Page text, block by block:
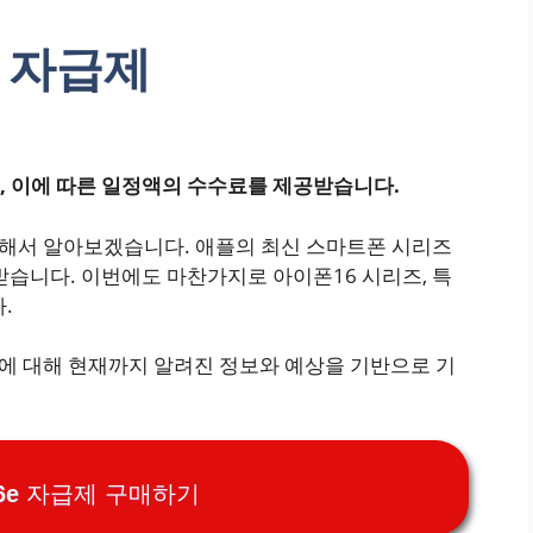
급제
에 따른 일정액의 수수료를 제공받습니다.
서 알아보겠습니다. 애플의 최신 스마트폰 시리즈
니다. 이번에도 마찬가지로 아이폰16 시리즈, 특
.
대해 현재까지 알려진 정보와 예상을 기반으로 기
자급제 구매하기